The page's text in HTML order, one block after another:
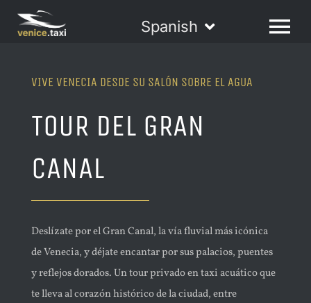
Spanish
Toggle
ENGLISH
FRANÇAIS
ITALIANO
ESPAÑOL
TOURS
SERVICIOS
VENECIA
CONTACTOS
VIVE VENECIA DESDE SU SALÓN SOBRE EL AGUA
TOUR DEL GRAN
CANAL
Deslízate por el Gran Canal, la vía fluvial más icónica
de Venecia, y déjate encantar por sus palacios, puentes
y reflejos dorados. Un tour privado en taxi acuático que
te lleva al corazón histórico de la ciudad, entre